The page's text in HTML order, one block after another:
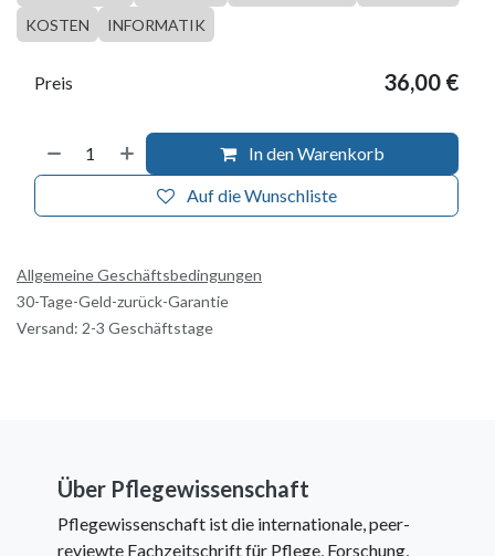
KOSTEN
INFORMATIK
In den Warenkorb
Auf die Wunschliste
Preis 36,00 €
Allgemeine Geschäftsbedingungen
30-Tage-Geld-zurück-Garantie
Versand: 2-3 Geschäftstage
Über Pflegewissenschaft
Pflegewissenschaft ist die internationale, peer-
reviewte Fachzeitschrift für Pflege, Forschung,